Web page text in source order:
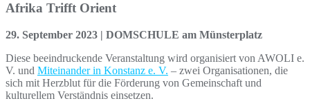
Afrika Trifft Orient
29. September 2023 | DOMSCHULE am Münsterplatz
Diese beeindruckende Veranstaltung wird organisiert von AWOLI e.
V. und Miteinander in Konstanz e. V. – zwei Organisationen, die
sich mit Herzblut für die Förderung von Gemeinschaft und
kulturellem Verständnis einsetzen.